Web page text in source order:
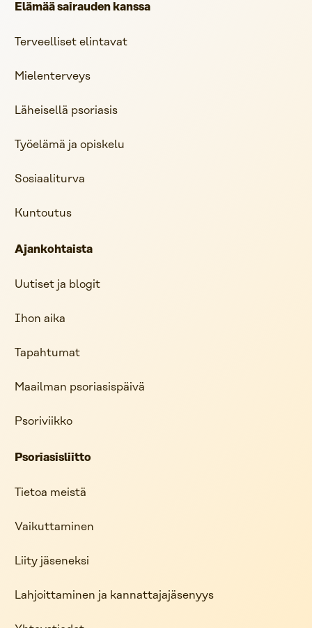
Elämää sairauden kanssa
Terveelliset elintavat
Mielenterveys
Läheisellä psoriasis
Työelämä ja opiskelu
Sosiaaliturva
Kuntoutus
Ajankohtaista
Uutiset ja blogit
Ihon aika
Tapahtumat
Maailman psoriasispäivä
Psoriviikko
Psoriasisliitto
Tietoa meistä
Vaikuttaminen
Liity jäseneksi
Lahjoittaminen ja kannattajajäsenyys